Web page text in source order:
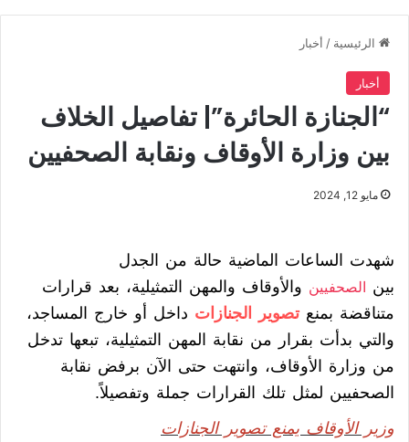
الرئيسية / أخبار
أخبار
“الجنازة الحائرة”| تفاصيل الخلاف
بين وزارة الأوقاف ونقابة الصحفيين
مايو 12, 2024
شهدت الساعات الماضية حالة من الجدل
بين
الصحفيين والأوقاف والمهن التمثيلية، بعد قرارات
متناقضة بمنع تصوير الجنازات داخل أو خارج المساجد،
والتي بدأت بقرار من نقابة المهن التمثيلية، تبعها تدخل
من وزارة الأوقاف، وانتهت حتى الآن برفض نقابة
الصحفيين لمثل تلك القرارات جملة وتفصيلاً.
وزير الأوقاف يمنع تصوير الجنازات